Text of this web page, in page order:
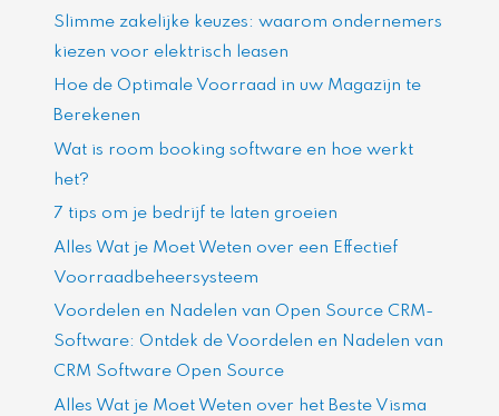
Slimme zakelijke keuzes: waarom ondernemers
kiezen voor elektrisch leasen
Hoe de Optimale Voorraad in uw Magazijn te
Berekenen
Wat is room booking software en hoe werkt
het?
7 tips om je bedrijf te laten groeien
Alles Wat je Moet Weten over een Effectief
Voorraadbeheersysteem
Voordelen en Nadelen van Open Source CRM-
Software: Ontdek de Voordelen en Nadelen van
CRM Software Open Source
Alles Wat je Moet Weten over het Beste Visma